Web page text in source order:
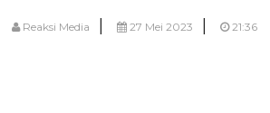
Reaksi Media | 27 Mei 2023 | 21:36